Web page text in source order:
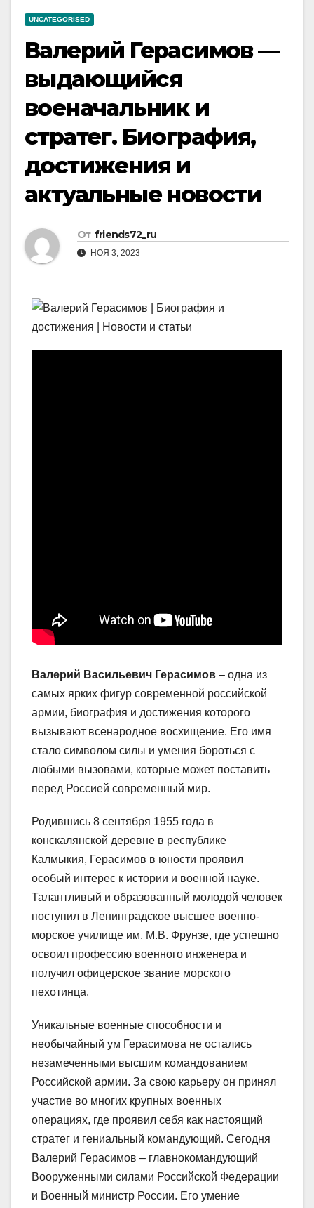
UNCATEGORISED
Валерий Герасимов —
выдающийся
военачальник и
стратег. Биография,
достижения и
актуальные новости
От friends72_ru
НОЯ 3, 2023
Валерий Васильевич Герасимов – одна из
самых ярких фигур современной российской
армии, биография и достижения которого
вызывают всенародное восхищение. Его имя
стало символом силы и умения бороться с
любыми вызовами, которые может поставить
перед Россией современный мир.
Родившись 8 сентября 1955 года в
конскалянской деревне в республике
Калмыкия, Герасимов в юности проявил
особый интерес к истории и военной науке.
Талантливый и образованный молодой человек
поступил в Ленинградское высшее военно-
морское училище им. М.В. Фрунзе, где успешно
освоил профессию военного инженера и
получил офицерское звание морского
пехотинца.
Уникальные военные способности и
необычайный ум Герасимова не остались
незамеченными высшим командованием
Российской армии. За свою карьеру он принял
участие во многих крупных военных
операциях, где проявил себя как настоящий
стратег и гениальный командующий. Сегодня
Валерий Герасимов – главнокомандующий
Вооруженными силами Российской Федерации
и Военный министр России. Его умение